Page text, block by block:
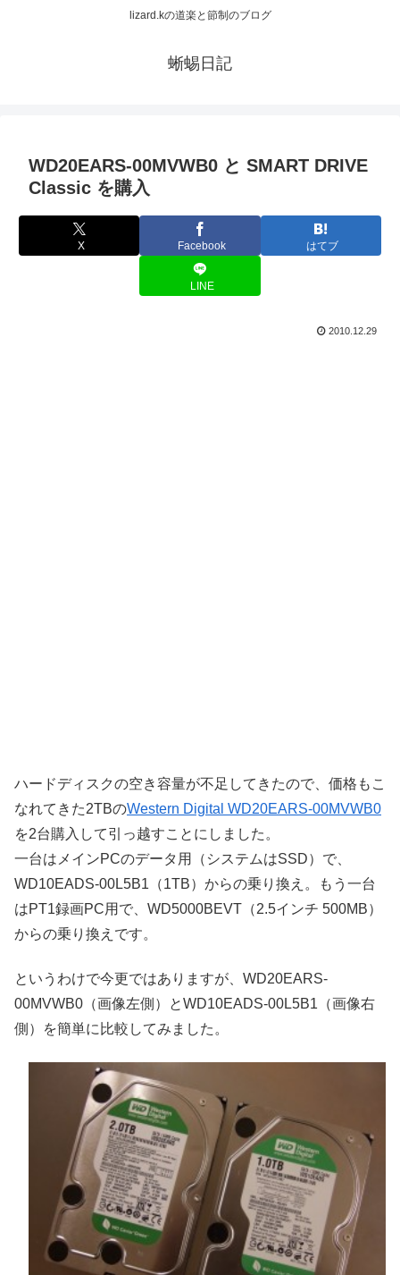
lizard.kの道楽と節制のブログ
蜥蜴日記
WD20EARS-00MVWB0 と SMART DRIVE
Classic を購入
X Facebook はてブ
LINE
2010.12.29
ハードディスクの空き容量が不足してきたので、価格もこ
なれてきた2TBのWestern Digital WD20EARS-00MVWB0
を2台購入して引っ越すことにしました。
一台はメインPCのデータ用（システムはSSD）で、
WD10EADS-00L5B1（1TB）からの乗り換え。もう一台
はPT1録画PC用で、WD5000BEVT（2.5インチ 500MB）
からの乗り換えです。
というわけで今更ではありますが、WD20EARS-
00MVWB0（画像左側）とWD10EADS-00L5B1（画像右
側）を簡単に比較してみました。